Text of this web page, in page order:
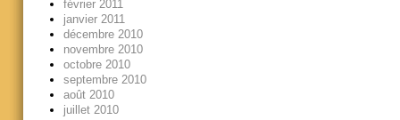
février 2011
janvier 2011
décembre 2010
novembre 2010
octobre 2010
septembre 2010
août 2010
juillet 2010